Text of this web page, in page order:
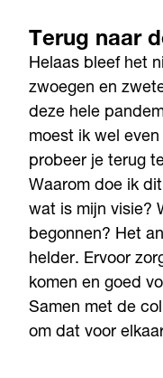
Terug naar
Helaas bleef het
zwoegen en
deze hele
moest ik wel
probeer je terug
Waarom doe ik
wat is mijn visie?
begonnen? Het
helder. Ervoor
komen en goed
Samen met de
om dat voor